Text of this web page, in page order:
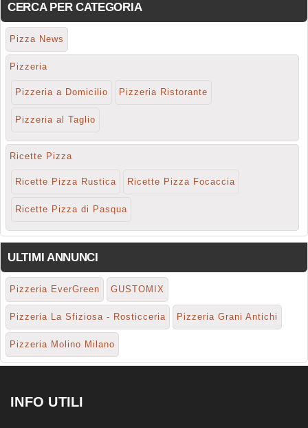
CERCA PER CATEGORIA
Pizza News
Pizzeria
Pizzeria a Domicilio Pizzeria Ristorante
Pizzeria al Taglio
Ricette Pizza
Ricette Pizza Rustica Ricette Pizza Focaccia
Ricette Pizza di Pasqua
ULTIMI ANNUNCI
Pizzeria EverGreen GUSTOMIX
Pizzeria La Sfiziosa - Rosticceria Pizzeria Grani Antichi
Pizzeria Molino Milano
INFO UTILI